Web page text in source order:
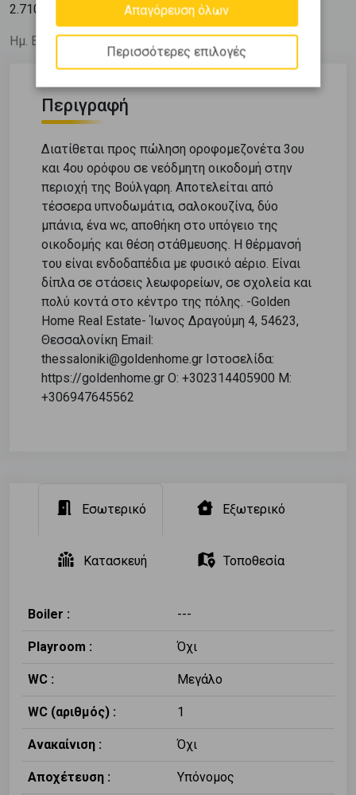
2.710
Ημ. Ενημέρωσης: 10/06/26
Περιγραφή
Διατίθεται προς πώληση οροφομεζονέτα 3ου
και 4ου ορόφου σε νεόδμητη οικοδομή στην
περιοχή της Βούλγαρη. Αποτελείται από
τέσσερα υπνοδωμάτια, σαλοκουζίνα, δύο
μπάνια, ένα wc, αποθήκη στο υπόγειο της
οικοδομής και θέση στάθμευσης. Η θέρμανσή
του είναι ενδοδαπέδια με φυσικό αέριο. Είναι
δίπλα σε στάσεις λεωφορείων, σε σχολεία και
πολύ κοντά στο κέντρο της πόλης. -Golden
Home Real Estate- Ίωνος Δραγούμη 4, 54623,
Θεσσαλονίκη Email:
thessaloniki@goldenhome.gr Ιστοσελίδα:
https://goldenhome.gr Ο: +302314405900 M:
+306947645562
Εσωτερικό Εξωτερικό
Κατασκευή Τοποθεσία
Boiler : ---
Playroom : Όχι
WC : Μεγάλο
WC (αριθμός) : 1
Ανακαίνιση : Όχι
Αποχέτευση : Υπόνομος
Απαγόρευση όλων
Περισσότερες επιλογές